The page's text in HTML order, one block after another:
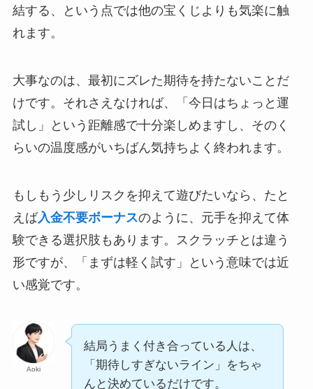
結する、という点では他の宝くじよりも気楽に触
れます。
大事なのは、最初にズレた期待を持たないことだ
けです。それさえなければ、「今日はちょっと運
試し」という距離感で十分楽しめますし、そのく
らいの温度感がいちばん気持ちよく終われます。
もしもう少しリスクを抑えて遊びたいなら、たと
えば入金不要ボーナスのように、元手を抑えて体
験できる選択肢もあります。スクラッチとは違う
形ですが、「まずは軽く試す」という意味では近
い感覚です。
Aoki
結局うまく付き合っている人は、
「期待しすぎないライン」をちゃ
んと決めているだけです。